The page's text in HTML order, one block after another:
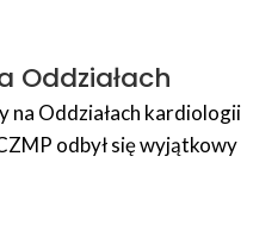
Oddziałach
na Oddziałach kardiologii
odbył się wyjątkowy